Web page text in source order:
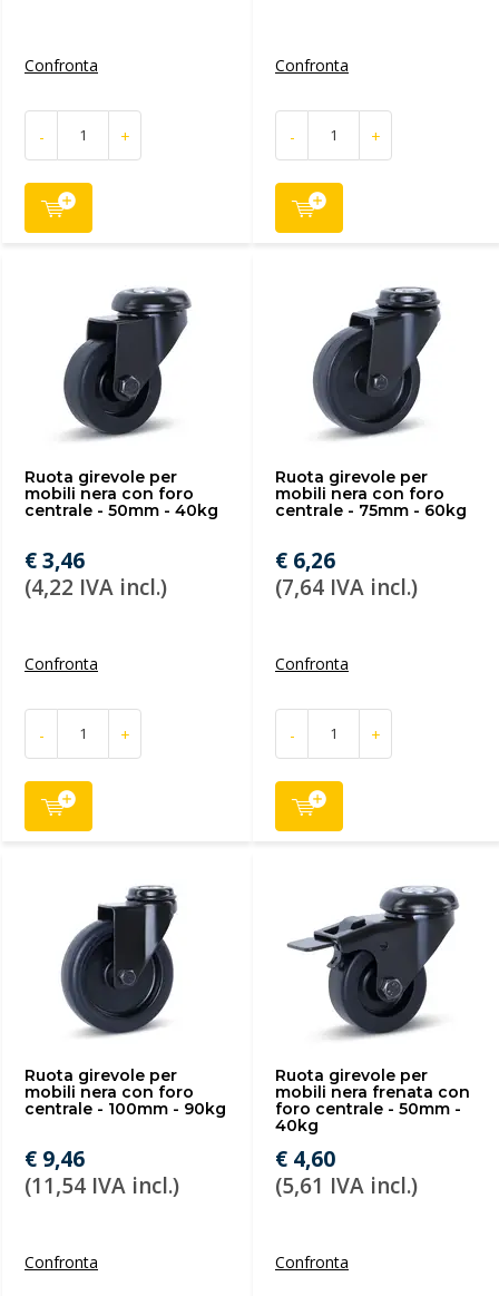
Confronta
- +
Confronta
- +
Ruota girevole per
mobili nera con foro
centrale - 50mm - 40kg
€ 3,46
(4,22 IVA incl.)
Confronta
- +
Ruota girevole per
mobili nera con foro
centrale - 75mm - 60kg
€ 6,26
(7,64 IVA incl.)
Confronta
- +
Ruota girevole per
mobili nera con foro
centrale - 100mm - 90kg
€ 9,46
(11,54 IVA incl.)
Confronta
Ruota girevole per
mobili nera frenata con
foro centrale - 50mm -
40kg
€ 4,60
(5,61 IVA incl.)
Confronta